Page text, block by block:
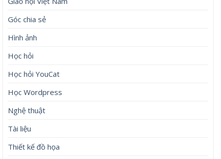
Góc chia sẻ
Hình ảnh
Học hỏi
Học hỏi YouCat
Học Wordpress
Nghệ thuật
Tài liệu
Thiết kế đồ họa